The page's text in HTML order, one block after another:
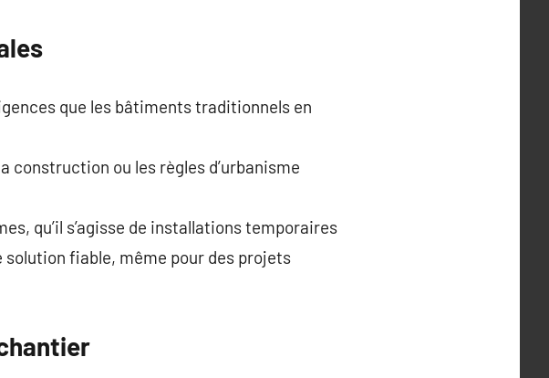
que les bâtiments traditionnels en
construction ou les règles d’urbanisme
qu’il s’agisse de installations temporaires
fiable, même pour des projets